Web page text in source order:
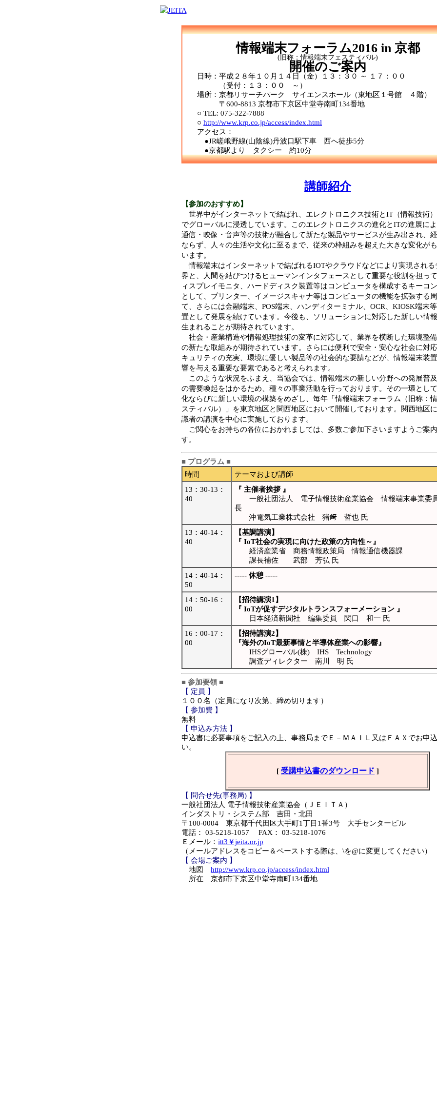
情報端末フォーラム2016 in 京都
(旧称：情報端末フェスティバル)
開催のご案内
日時：平成２８年１０月１４日（金）１３：３０ ～ １７：００
（受付：１３：００ ～）
場所：京都リサーチパーク サイエンスホール（東地区１号館 ４階）
〒600-8813 京都市下京区中堂寺南町134番地
○ TEL: 075-322-7888
○ http://www.krp.co.jp/access/index.html
アクセス：
●JR嵯峨野線(山陰線)丹波口駅下車 西へ徒歩5分
●京都駅より タクシー 約10分
講師紹介
【参加のおすすめ】
世界中がインターネットで結ばれ、エレクトロニクス技術とIT（情報技術
でグローバルに浸透しています。このエレクトロニクスの進化とITの進展によ
通信・映像・音声等の技術が融合して新たな製品やサービスが生み出され、
ならず、人々の生活や文化に至るまで、従来の枠組みを超えた大きな変化が
います。
情報端末はインターネットで結ばれるIOTやクラウドなどにより実現される
界と、人間を結びつけるヒューマンインタフェースとして重要な役割を担っ
ィスプレイモニタ、ハードディスク装置等はコンピュータを構成するキーコ
として、プリンター、イメージスキャナ等はコンピュータの機能を拡張する
て、さらには金融端末、POS端末、ハンディターミナル、OCR、KIOSK端末
置として発展を続けています。今後も、ソリューションに対応した新しい情
生まれることが期待されています。
社会・産業構造や情報処理技術の変革に対応して、業界を横断した環境整
の新たな取組みが期待されています。さらには便利で安全・安心な社会に対
キュリティの充実、環境に優しい製品等の社会的な要請などが、情報端末装
響を与える重要な要素であると考えられます。
このような状況をふまえ、当協会では、情報端末の新しい分野への発展普
の需要喚起をはかるため、種々の事業活動を行っております。その一環とし
化ならびに新しい環境の構築をめざし、毎年「情報端末フォーラム（旧称：
スティバル）」を東京地区と関西地区において開催しております。関西地区
識者の講演を中心に実施しております。
ご関心をお持ちの各位におかれましては、多数ご参加下さいますようご案
す。
■ プログラム ■
時間
テーマおよび講師
13：30-13：
40
『 主催者挨拶 』
一般社団法人 電子情報技術産業協会 情報端末事業委
長
沖電気工業株式会社 猪﨑 哲也 氏
13：40-14：
40
【基調講演】
『 IoT社会の実現に向けた政策の方向性～』
経済産業省 商務情報政策局 情報通信機器課
課長補佐 武部 芳弘 氏
14：40-14：
50
----- 休憩 -----
14：50-16：
00
【招待講演1】
『 IoTが促すデジタルトランスフォーメーション 』
日本経済新聞社 編集委員 関口 和一 氏
16：00-17：
00
【招待講演2】
『海外のIoT最新事情と半導体産業への影響』
IHSグローバル(株) IHS Technology
調査ディレクター 南川 明 氏
■ 参加要領 ■
【 定員 】
１００名（定員になり次第、締め切ります）
【 参加費 】
無料
【 申込み方法 】
申込書に必要事項をご記入の上、事務局までＥ－ＭＡＩＬ又はＦＡＸでお申
い。
[ 受講申込書のダウンロード ]
【 問合せ先(事務局) 】
一般社団法人 電子情報技術産業協会（ＪＥＩＴＡ）
インダストリ・システム部 吉田・北田
〒100-0004 東京都千代田区大手町1丁目1番3号 大手センタービル
電話： 03-5218-1057 FAX： 03-5218-1076
Ｅメール： itt3￥jeita.or.jp
（メールアドレスをコピー＆ペーストする際は、\を@に変更してください）
【 会場ご案内 】
地図 http://www.krp.co.jp/access/index.html
所在 京都市下京区中堂寺南町134番地